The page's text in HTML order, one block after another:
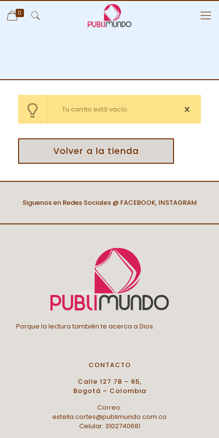
0
Tu carrito está vacío.
Volver a la tienda
Siguenos en Redes Sociales @ FACEBOOK, INSTAGRAM
Porque la lectura también te acerca a Dios.
CONTACTO
Calle 127 7B – 65,
Bogotá – Colombia
Correo:
estella.cortes@publimundo.com.co
Celular: 3102740681